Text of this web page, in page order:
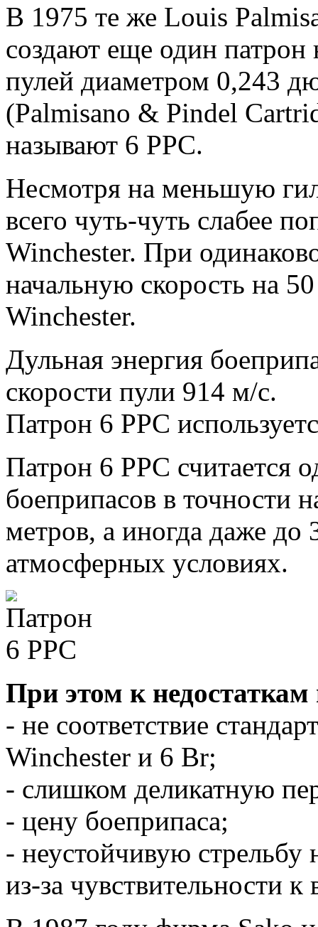
В 1975 те же Louis
создают еще один патрон
пулей диаметром 0,243
(Palmisano & Pindel
называют 6 PPC.
Несмотря на меньшую
всего чуть-чуть слабее
Winchester. При
начальную скорость на
Winchester.
Дульная энергия
скорости пули 914 м/с.
Патрон 6 PPC
Патрон 6 PPC считается
боеприпасов в точности
метров, а иногда даже до
атмосферных условиях.
При этом к недостаткам
- не соответствие
Winchester и 6 Br;
- слишком деликатную
- цену боеприпаса;
- неустойчивую
из-за чувствительности к